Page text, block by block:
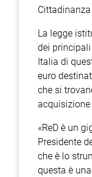
Cittadinanza
La legge
dei
Italia di
euro
che si
«ReD è un
Presidente
che è lo
questa è